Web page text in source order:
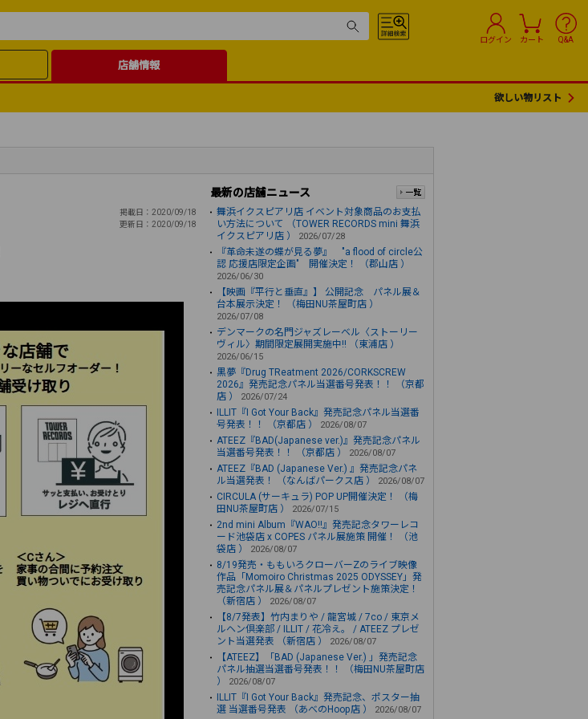
ログイン カート Q&A
店舗情報
欲しい物リスト
掲載日：2020/09/18
更新日：2020/09/18
最新の店舗ニュース
舞浜イクスピアリ店 イベント対象商品のお支払
い方法について （TOWER RECORDS mini 舞浜
イクスピアリ店 ）
2026/07/28
『革命未遂の蝶が見る夢』 "a flood of circle公
認 応援店限定企画" 開催決定！ （郡山店 ）
2026/06/30
【映画『平行と垂直』】 公開記念 パネル展＆
台本展示決定！ （梅田NU茶屋町店 ）
2026/07/08
デンマークの名門ジャズレーベル〈ストーリー
ヴィル〉期間限定展開実施中!! （東浦店 ）
2026/06/15
黒夢『Drug TReatment 2026/CORKSCREW
2026』発売記念パネル当選番号発表！！ （京都
店 ）
2026/07/24
ILLIT『I Got Your Back』発売記念パネル当選番
号発表！！ （京都店 ）
2026/08/07
ATEEZ『BAD(Japanese ver.)』発売記念パネル
当選番号発表！！ （京都店 ）
2026/08/07
ATEEZ『BAD (Japanese Ver.) 』発売記念パネ
ル当選発表！ （なんばパークス店 ）
2026/08/07
CIRCULA (サーキュラ) POP UP開催決定！ （梅
田NU茶屋町店 ）
2026/07/15
2nd mini Album『WAO!!』発売記念タワーレコ
ード池袋店 x COPES パネル展施策 開催！ （池
袋店 ）
2026/08/07
8/19発売・ももいろクローバーZのライブ映像
作品「Momoiro Christmas 2025 ODYSSEY」発
売記念パネル展＆パネルプレゼント施策決定！
（新宿店 ）
2026/08/07
【8/7発表】竹内まりや / 龍宮城 / 7co / 東京メ
ルヘン倶楽部 / ILLIT / 花冷え。 / ATEEZ プレゼ
ント当選発表 （新宿店 ）
2026/08/07
【ATEEZ】「BAD (Japanese Ver.) 」発売記念
パネル抽選当選番号発表！！ （梅田NU茶屋町店
）
2026/08/07
ILLIT『I Got Your Back』発売記念、ポスター抽
選 当選番号発表 （あべのHoop店 ）
2026/08/07